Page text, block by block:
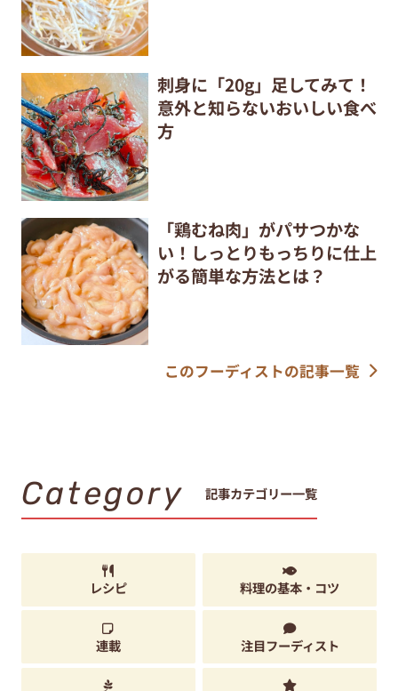
刺身に「20g」足してみて！
意外と知らないおいしい食べ
方
「鶏むね肉」がパサつかな
い！しっとりもっちりに仕上
がる簡単な方法とは？
このフーディストの記事一覧
Category 記事カテゴリー一覧
レシピ 料理の基本・コツ
連載 注目フーディスト